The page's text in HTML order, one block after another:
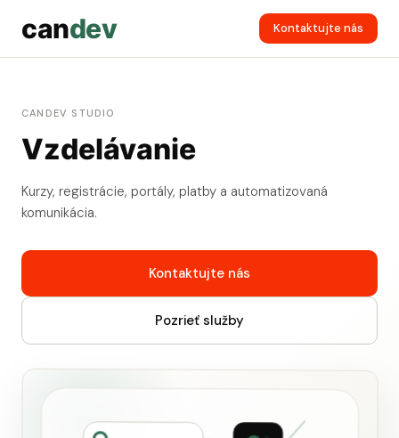
candev Kontaktujte nás
CANDEV STUDIO
Vzdelávanie
Kurzy, registrácie, portály, platby a automatizovaná
komunikácia.
Kontaktujte nás
Pozrieť služby